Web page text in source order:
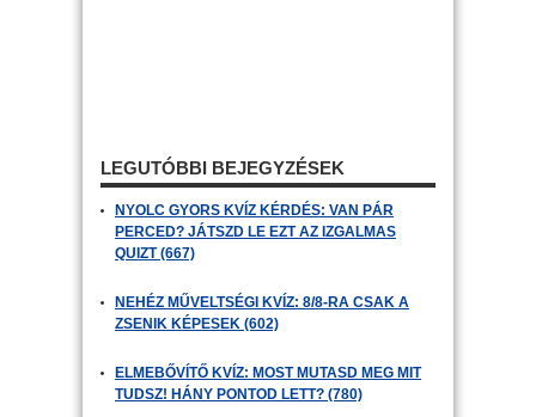
LEGUTÓBBI BEJEGYZÉSEK
NYOLC GYORS KVÍZ KÉRDÉS: VAN PÁR
PERCED? JÁTSZD LE EZT AZ IZGALMAS
QUIZT (667)
NEHÉZ MŰVELTSÉGI KVÍZ: 8/8-RA CSAK A
ZSENIK KÉPESEK (602)
ELMEBŐVÍTŐ KVÍZ: MOST MUTASD MEG MIT
TUDSZ! HÁNY PONTOD LETT? (780)